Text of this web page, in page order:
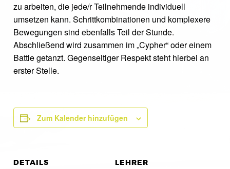
zu arbeiten, die jede/r Teilnehmende individuell
umsetzen kann. Schrittkombinationen und komplexere
Bewegungen sind ebenfalls Teil der Stunde.
Abschließend wird zusammen im „Cypher“ oder einem
Battle getanzt. Gegenseitiger Respekt steht hierbei an
erster Stelle.
Zum Kalender hinzufügen
DETAILS LEHRER